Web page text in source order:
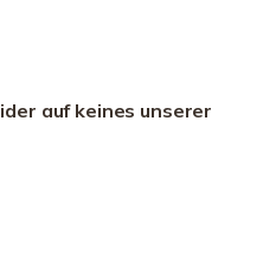
auf keines unserer